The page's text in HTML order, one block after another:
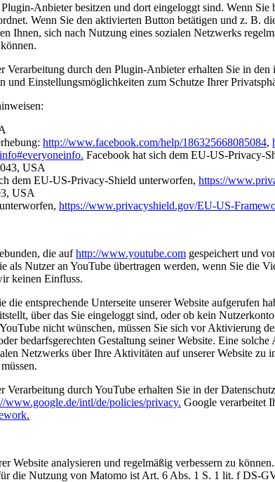
Anbieter besitzen und dort eingeloggt sind. Wenn
Wenn Sie den aktivierten Button betätigen und z. B.
sich nach Nutzung eines sozialen Netzwerks
durch den Plugin-Anbieter erhalten Sie in
Einstellungsmöglichkeiten zum Schutze Ihrer
http://www.facebook.com/help/186325668085084,
Facebook hat sich dem EU-US-Privacy-
USA
dem EU-US-Privacy-Shield unterworfen, https://
USA
https://www.privacyshield.gov/EU-US-
die aufhttp://www.youtube.com gespeichert und
als Nutzer an YouTube übertragen werden, wenn Sie die
keinen Einfluss.
entsprechende Unterseite unserer Website aufgerufen
über das Sie eingeloggt sind, oder ob kein
nicht wünschen, müssen Sie sich vor Aktivierung
bedarfsgerechten Gestaltung seiner Website. Eine
Netzwerks über Ihre Aktivitäten auf unserer Website
durch YouTube erhalten Sie in der
www.google.de/intl/de/policies/privacy. Google verarbeitet
Website analysieren und regelmäßig verbessern zu
die Nutzung von Matomo ist Art. 6 Abs. 1 S. 1 lit. f DS-